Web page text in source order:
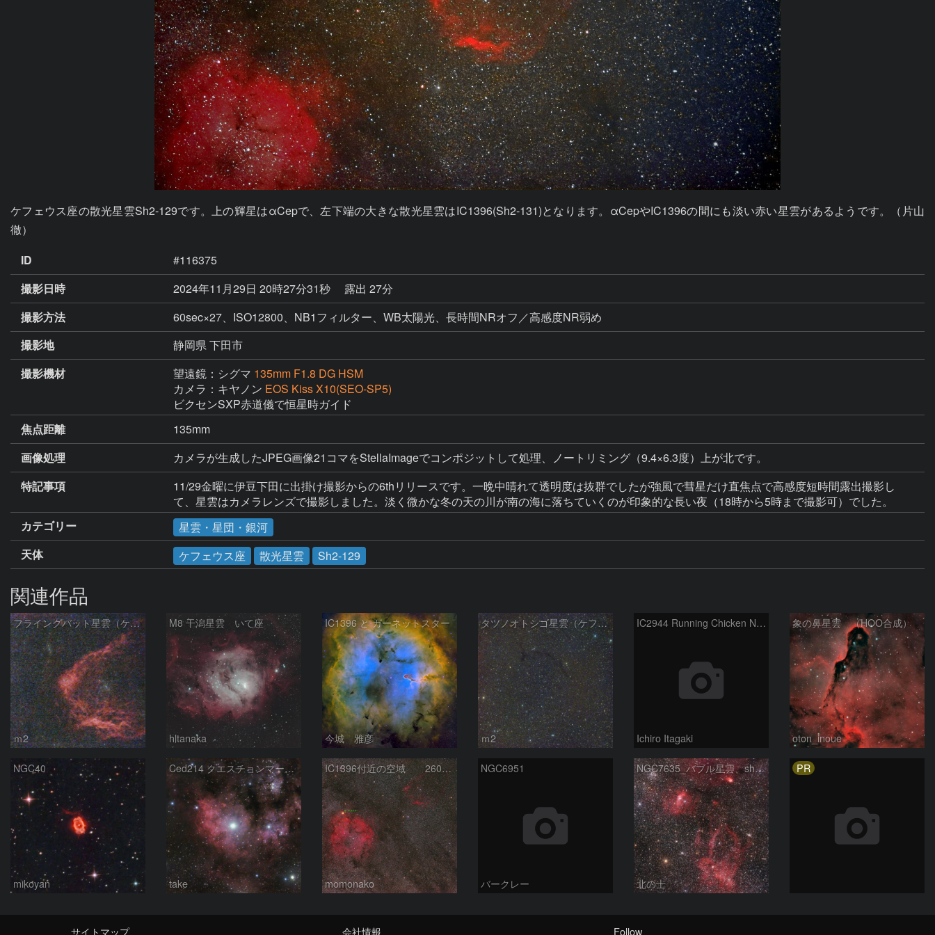
ケフェウス座の散光星雲Sh2-129です。上の輝星はαCepで、左下端の大きな散光星雲はIC1396(Sh2-131)となります。αCepやIC1396の間にも淡い赤い星雲があるようです。（片山
徹）
ID
#116375
撮影日時
2024年11月29日 20時27分31秒
露出 27分
撮影方法
60sec×27、ISO12800、NB1フィルター、WB太陽光、長時間NRオフ／高感度NR弱め
撮影地
静岡県 下田市
撮影機材
望遠鏡：シグマ 135mm F1.8 DG HSM
カメラ：キヤノン EOS Kiss X10(SEO-SP5)
ビクセンSXP赤道儀で恒星時ガイド
焦点距離
135mm
画像処理
カメラが生成したJPEG画像21コマをStellaImageでコンポジットして処理、ノートリミング（9.4×6.3度）上が北です。
特記事項
11/29金曜に伊豆下田に出掛け撮影からの6thリリースです。一晩中晴れて透明度は抜群でしたが強風で彗星だけ直焦点で高感度短時間露出撮影し
て、星雲はカメラレンズで撮影しました。淡く微かな冬の天の川が南の海に落ちていくのが印象的な長い夜（18時から5時まで撮影可）でした。
カテゴリー
星雲・星団・銀河
天体
ケフェウス座 散光星雲 Sh2-129
関連作品
フライングバット星雲（ケフェウス座）
ｍ2
M8 干潟星雲 いて座
hltanaka
IC1396 と ガーネットスター
今城 雅彦
タツノオトシゴ星雲（ケフェウス座）
ｍ2
IC2944 Running Chicken Nebula
Ichiro Itagaki
象の鼻星雲 （HOO合成）
oton_inoue
NGC40
mikoyan
Ced214 クエスチョンマーク星雲の“心臓部”
take
IC1396付近の空域 260720
momonako
NGC6951
バークレー
NGC7635_バブル星雲、sh2-157_くわがた星雲
北の士
PR
サイトマップ 会社情報 Follow